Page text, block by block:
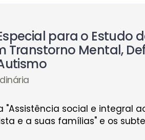
para o Estudo
Transtorno Mental,
"Assistência social e integral
e a suas famílias" e os